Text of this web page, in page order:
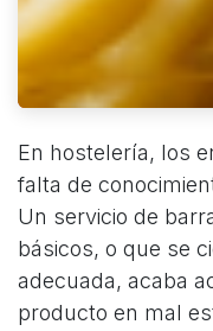
En hostelería, los
falta de
Un servicio de
básicos, o que se
adecuada, acaba
producto en mal